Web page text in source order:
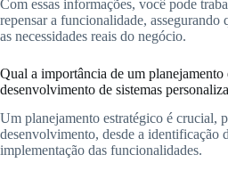
Com essas informações, você pode
repensar a funcionalidade, assegurando
as necessidades reais do negócio.
Qual a importância de um planejamento
desenvolvimento de sistemas
Um planejamento estratégico é crucial,
desenvolvimento, desde a identificação
implementação das funcionalidades.